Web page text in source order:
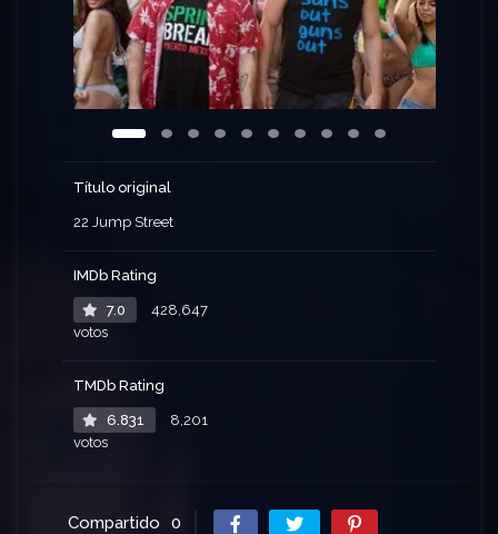
madura. Si estos dos adolescentes crecidos
pueden convertirse de estudiantes de primer año
en hombres de verdad, la universidad podría ser
lo mejor que les haya pasado.
Título original
22 Jump Street
IMDb Rating
7.0
428,647
votos
TMDb Rating
6.831
8,201
votos
Compartido 0